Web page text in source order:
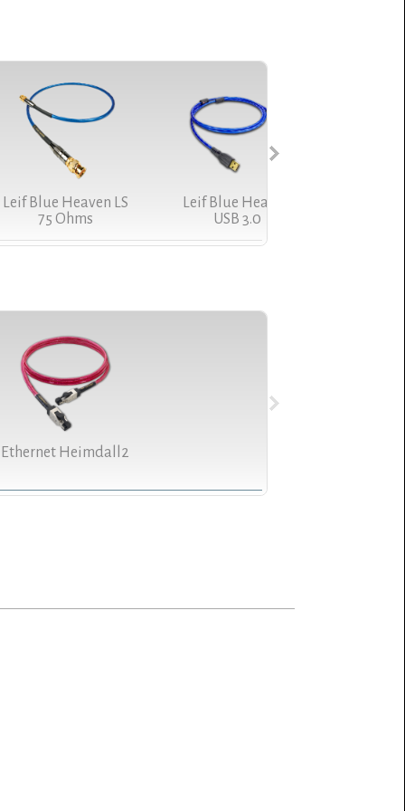
Leif Blue Heaven LS Leif Red Dawn LS
Leif Blue Heaven LS
75 Ohms
Leif Blue Heaven
USB 3.0
Supreme Reference
Ethernet Heimdall2